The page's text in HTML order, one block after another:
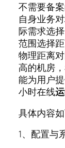
不需要备
自身业务
际需求选
范围选择
物理距离对
高的机房
能为用户
小时在线
具体内容如
1、配置与